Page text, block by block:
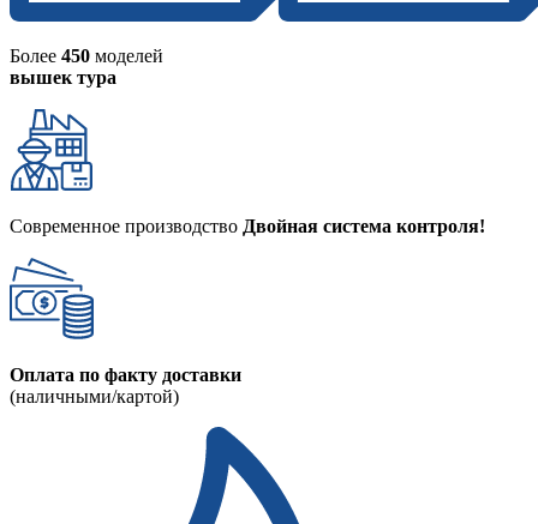
Более 450 моделей
вышек тура
Современное производство Двойная система контроля!
Оплата по факту доставки
(наличными/картой)